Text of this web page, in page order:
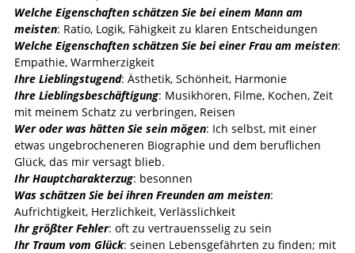
Welche Eigenschaften schätzen Sie bei einem Mann am
meisten: Ratio, Logik, Fähigkeit zu klaren Entscheidungen
Welche Eigenschaften schätzen Sie bei einer Frau am meisten:
Empathie, Warmherzigkeit
Ihre Lieblingstugend: Ästhetik, Schönheit, Harmonie
Ihre Lieblingsbeschäftigung: Musikhören, Filme, Kochen, Zeit
mit meinem Schatz zu verbringen, Reisen
Wer oder was hätten Sie sein mögen: Ich selbst, mit einer
etwas ungebrocheneren Biographie und dem beruflichen
Glück, das mir versagt blieb.
Ihr Hauptcharakterzug: besonnen
Was schätzen Sie bei ihren Freunden am meisten:
Aufrichtigkeit, Herzlichkeit, Verlässlichkeit
Ihr größter Fehler: oft zu vertrauensselig zu sein
Ihr Traum vom Glück: seinen Lebensgefährten zu finden; mit